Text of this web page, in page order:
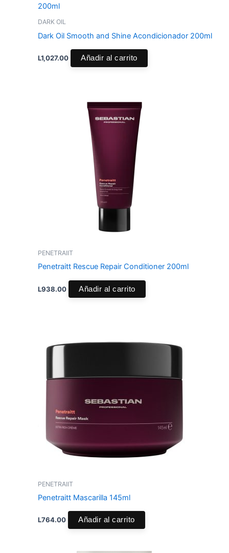
DARK OIL
Dark Oil Smooth and Shine Acondicionador 200ml
L1,027.00 Añadir al carrito
PENETRAIIT
Penetraitt Rescue Repair Conditioner 200ml
L938.00 Añadir al carrito
PENETRAIIT
Penetraitt Mascarilla 145ml
L764.00 Añadir al carrito